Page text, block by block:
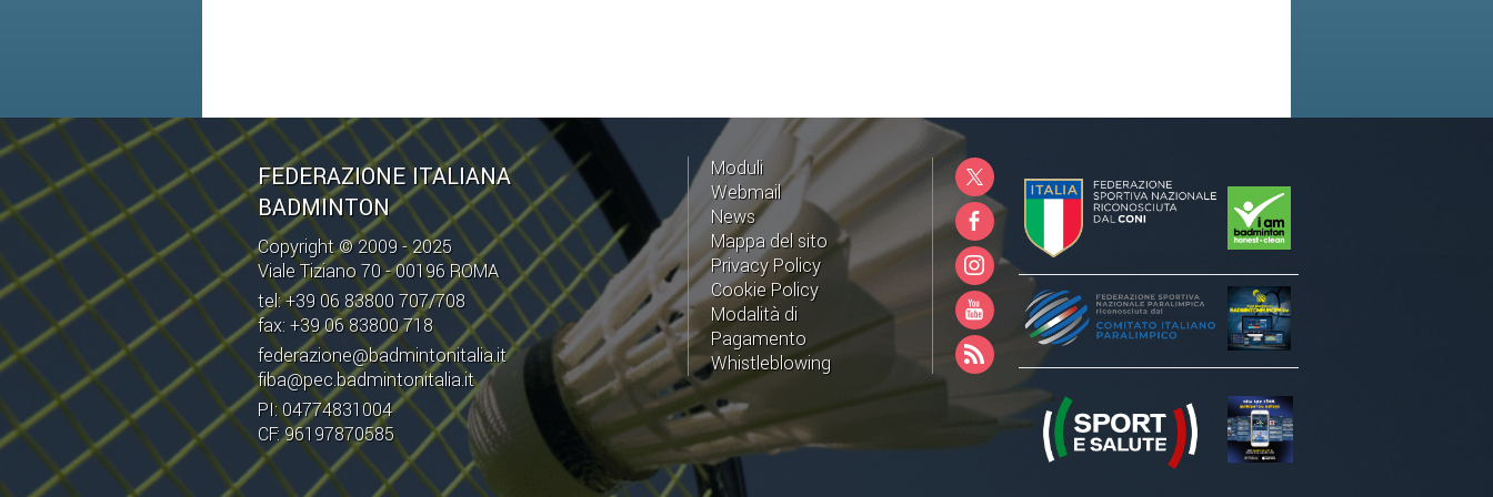
FEDERAZIONE ITALIANA
BADMINTON
Copyright © 2009 - 2025
Viale Tiziano 70 - 00196 ROMA
tel: +39 06 83800 707/708
fax: +39 06 83800 718
federazione@badmintonitalia.it
fiba@pec.badmintonitalia.it
PI: 04774831004
CF: 96197870585
Moduli
Webmail
News
Mappa del sito
Privacy Policy
Cookie Policy
Modalità di
Pagamento
Whistleblowing